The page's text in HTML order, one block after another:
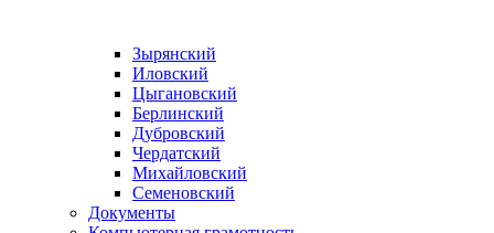
Зырянский
Иловский
Цыгановский
Берлинский
Дубровский
Чердатский
Михайловский
Семеновский
Документы